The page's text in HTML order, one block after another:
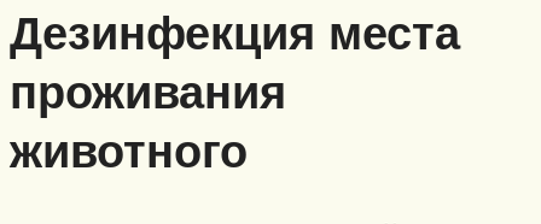
Дезинфекция места
проживания
животного